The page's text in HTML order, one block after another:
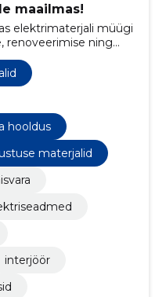
maailmas!
elektrimaterjali müügi
renoveerimise ning
hooldus
materjalid
interjöör